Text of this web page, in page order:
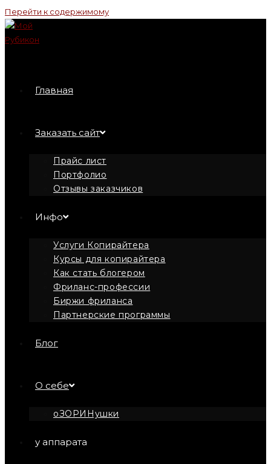
Перейти к содержимому
Главная
Заказать сайт
Прайс лист
Портфолио
Отзывы заказчиков
Инфо
Услуги Копирайтера
Курсы для копирайтера
Как стать блогером
Фриланс-профессии
Биржи фриланса
Партнерские программы
Блог
О себе
оЗОРИНушки
у аппарата